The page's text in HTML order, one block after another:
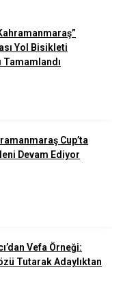
Yol Bisikleti
Tamamlandı
Cup’ta
Devam Ediyor
Vefa Örneği:
Tutarak Adaylıktan